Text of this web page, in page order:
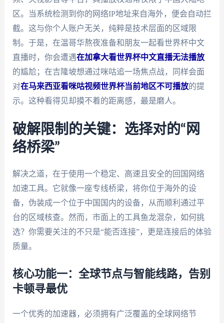
区。当系统检测到你的网络IP地址来自海外，便会自动拦
截。这与你个人账户无关，纯粹是技术层面的区域限
制。于是，在温哥华熬夜准备和朋友一起看世界杯中文
直播时，你会遭遇在加拿大看世界杯中文直播无法播放
的尴尬；在吉隆坡想通过咪咕追一场焦点战，同样会面
对在马来西亚看咪咕视频世界杯当前地区不可播放的提
示。这种看得见却摸不着的距离感，最是磨人。
破解限制的关键：选择对的“网
络桥梁”
解决之道，在于使用一个稳定、高速且安全的回国网络
加速工具。它就像一座专线桥梁，将你位于海外的设
备，伪装成一个位于中国国内的设备，从而顺利通过平
台的区域核查。然而，市面上的工具鱼龙混杂，如何挑
选？你需要关注的不只是“能否连接”，更是连接后的体验
质量。
核心功能一：全球节点与智能线路，告别
卡顿寻最优
一个优秀的加速器，必须拥有广泛覆盖的全球网络节